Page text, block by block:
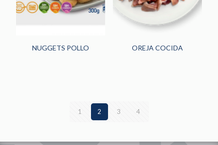
NUGGETS POLLO OREJA COCIDA
1 2 3 4